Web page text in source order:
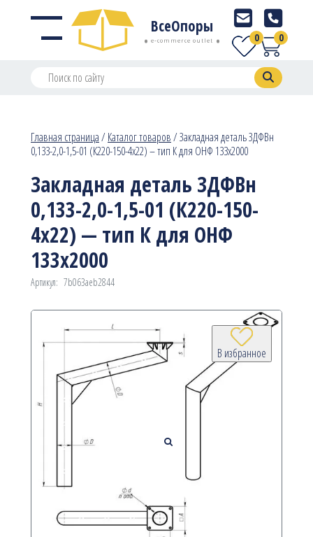
ВсеОпоры
e-commerce outlet 0
0
Главная страница/Каталог товаров/Закладная деталь ЗДФВн
0,133-2,0-1,5-01 (К220-150-4х22) – тип К для ОНФ 133х2000
Закладная деталь ЗДФВн
0,133-2,0-1,5-01 (К220-150-
4х22) — тип К для ОНФ
133х2000
Артикул: 7b063aeb2844
В избранное